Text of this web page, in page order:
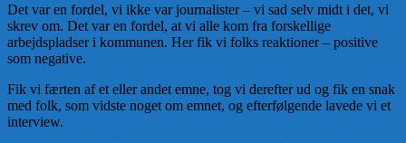
Det var en fordel, vi ikke var journalister – vi sad selv midt i det, vi
skrev om. Det var en fordel, at vi alle kom fra forskellige
arbejdspladser i kommunen. Her fik vi folks reaktioner – positive
som negative.
Fik vi færten af et eller andet emne, tog vi derefter ud og fik en snak
med folk, som vidste noget om emnet, og efterfølgende lavede vi et
interview.